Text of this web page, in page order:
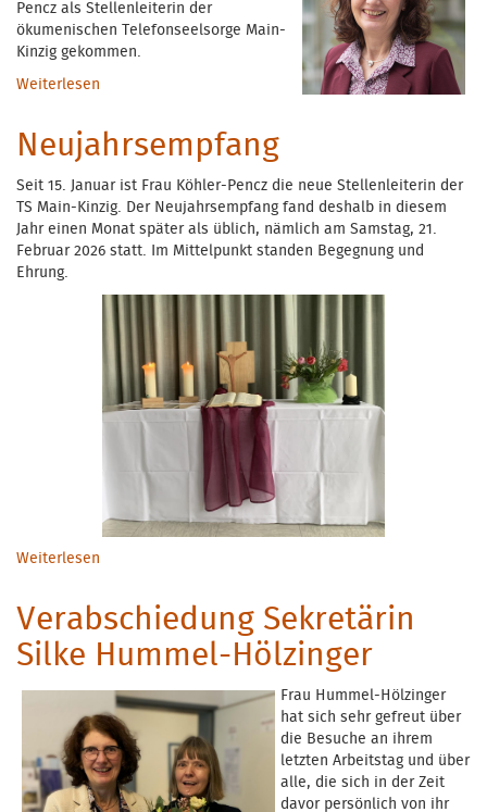
Pencz als Stellenleiterin der
ökumenischen Telefonseelsorge Main-
Kinzig gekommen.
Weiterlesen über Gottesdienst zur Einführung von Frau Gerda
Neujahrsempfang
Seit 15. Januar ist Frau Köhler-Pencz die neue Stellenleiterin der
TS Main-Kinzig. Der Neujahrsempfang fand deshalb in diesem
Jahr einen Monat später als üblich, nämlich am Samstag, 21.
Februar 2026 statt. Im Mittelpunkt standen Begegnung und
Ehrung.
Weiterlesen
Verabschiedung Sekretärin
Silke Hummel-Hölzinger
Frau Hummel-Hölzinger
hat sich sehr gefreut über
die Besuche an ihrem
letzten Arbeitstag und über
alle, die sich in der Zeit
davor persönlich von ihr